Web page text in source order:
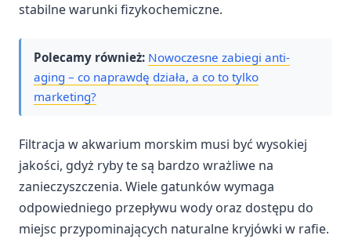
stabilne warunki fizykochemiczne.
Polecamy również: Nowoczesne zabiegi anti-
aging – co naprawdę działa, a co to tylko
marketing?
Filtracja w akwarium morskim musi być wysokiej
jakości, gdyż ryby te są bardzo wrażliwe na
zanieczyszczenia. Wiele gatunków wymaga
odpowiedniego przepływu wody oraz dostępu do
miejsc przypominających naturalne kryjówki w rafie.